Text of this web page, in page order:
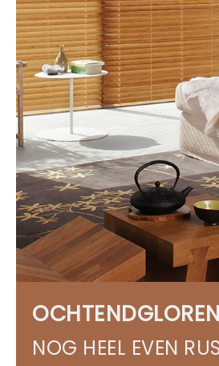
OCHTENDGLOREN
NOG HEEL EVEN